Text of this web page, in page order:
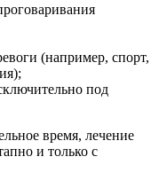
(например, спорт,
под
время, лечение
и только с